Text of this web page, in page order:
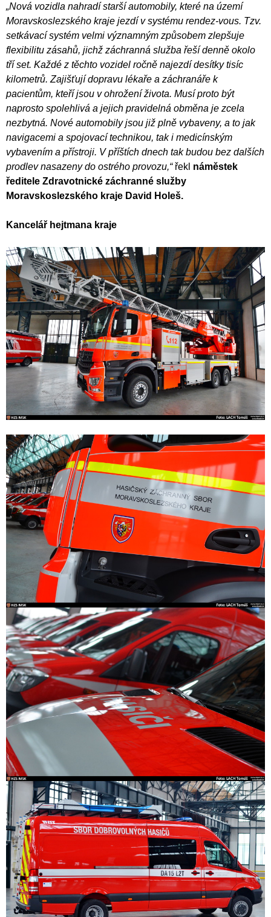
„Nová vozidla nahradí starší automobily, které na území
Moravskoslezského kraje jezdí v systému rendez-vous. Tzv.
setkávací systém velmi významným způsobem zlepšuje
flexibilitu zásahů, jichž záchranná služba řeší denně okolo
tří set. Každé z těchto vozidel ročně najezdí desítky tisíc
kilometrů. Zajišťují dopravu lékaře a záchranáře k
pacientům, kteří jsou v ohrožení života. Musí proto být
naprosto spolehlivá a jejich pravidelná obměna je zcela
nezbytná. Nové automobily jsou již plně vybaveny, a to jak
navigacemi a spojovací technikou, tak i medicínským
vybavením a přístroji. V příštích dnech tak budou bez dalších
prodlev nasazeny do ostrého provozu,“řekl náměstek
ředitele Zdravotnické záchranné služby
Moravskoslezského kraje David Holeš.
Kancelář hejtmana kraje